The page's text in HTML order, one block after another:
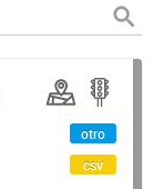
otro
csv